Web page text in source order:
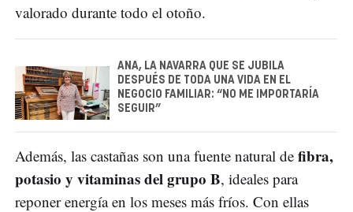
valorado durante todo el otoño.
ANA, LA NAVARRA QUE SE JUBILA
DESPUÉS DE TODA UNA VIDA EN EL
NEGOCIO FAMILIAR: “NO ME IMPORTARÍA
SEGUIR”
Además, las castañas son una fuente natural de fibra,
potasio y vitaminas del grupo B, ideales para
reponer energía en los meses más fríos. Con ellas